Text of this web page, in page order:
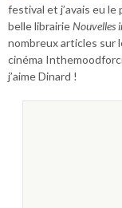
festival et j’avais eu
belle librairieNouvelles
nombreux articles sur
cinéma
j’aime Dinard !